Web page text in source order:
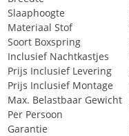
Slaaphoogte
Materiaal Stof
Soort Boxspring
Inclusief Nachtkastjes
Prijs Inclusief Levering
Prijs Inclusief Montage
Max. Belastbaar Gewicht
Per Persoon
Garantie